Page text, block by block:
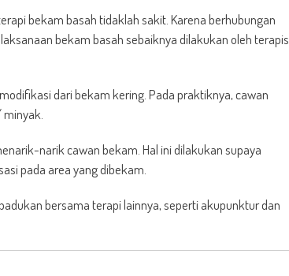
bekam basah tidaklah sakit. Karena berhubungan
bekam basah sebaiknya dilakukan oleh terapis
dari bekam kering. Pada praktiknya, cawan
narik cawan bekam. Hal ini dilakukan supaya
pada area yang dibekam.
bersama terapi lainnya, seperti akupunktur dan